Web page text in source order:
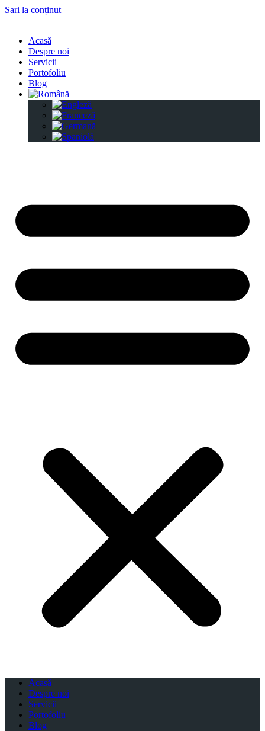
Sari la conținut
Acasă
Despre noi
Servicii
Portofoliu
Blog
Acasă
Despre noi
Servicii
Portofoliu
Blog